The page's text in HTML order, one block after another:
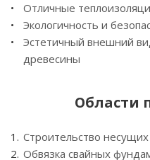
Отличные
Экологичность и
Эстетичный внешний
древесины
Области
Строительство
Обвязка свайных